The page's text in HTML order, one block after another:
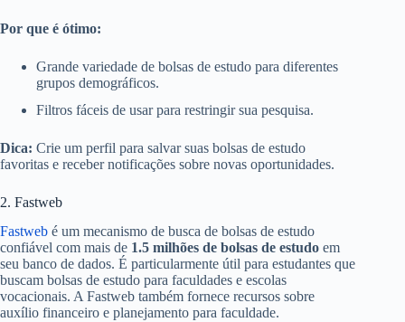
Por que é ótimo:
Grande variedade de bolsas de estudo para diferentes
grupos demográficos.
Filtros fáceis de usar para restringir sua pesquisa.
Dica: Crie um perfil para salvar suas bolsas de estudo
favoritas e receber notificações sobre novas oportunidades.
2. Fastweb
Fastweb é um mecanismo de busca de bolsas de estudo
confiável com mais de 1.5 milhões de bolsas de estudo em
seu banco de dados. É particularmente útil para estudantes que
buscam bolsas de estudo para faculdades e escolas
vocacionais. A Fastweb também fornece recursos sobre
auxílio financeiro e planejamento para faculdade.